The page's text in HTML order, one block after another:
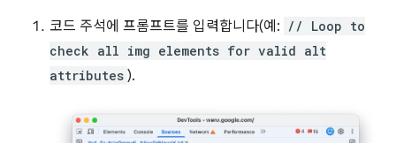
코드 주석에 프롬프트를 입력합니다(예: // Loop to
check all img elements for valid alt
attributes ).